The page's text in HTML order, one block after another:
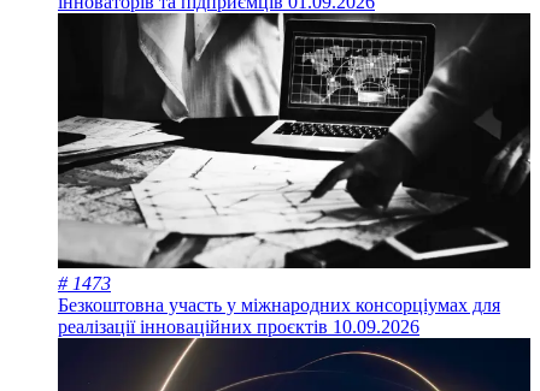
# 1473
Безкоштовна участь у міжнародних консорціумах для
реалізації інноваційних проєктів 10.09.2026